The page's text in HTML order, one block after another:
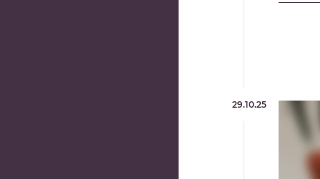
29.10.25